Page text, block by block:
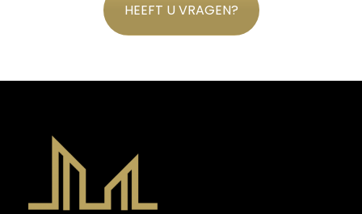
HEEFT U VRAGEN?